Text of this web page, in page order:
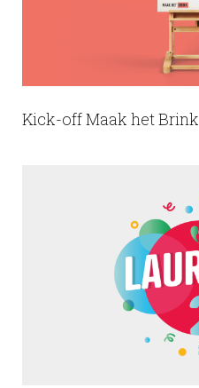
Kick-off Maak het Brink